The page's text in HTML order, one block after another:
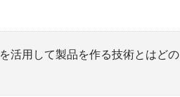
を活用して製品を作る技術とはどの